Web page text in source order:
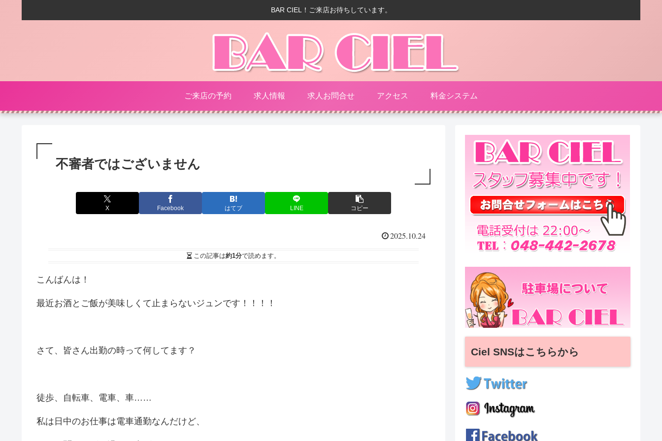
BAR CIEL！ご来店お待ちしています。
ご来店の予約 求人情報 求人お問合せ アクセス 料金システム
不審者ではございません
X Facebook はてブ LINE コピー
2025.10.24
この記事は約1分で読めます。
こんばんは！
最近お酒とご飯が美味しくて止まらないジュンです！！！！
さて、皆さん出勤の時って何してます？
徒歩、自転車、電車、車……
私は日中のお仕事は電車通勤なんだけど、
Ciel SNSはこちらから